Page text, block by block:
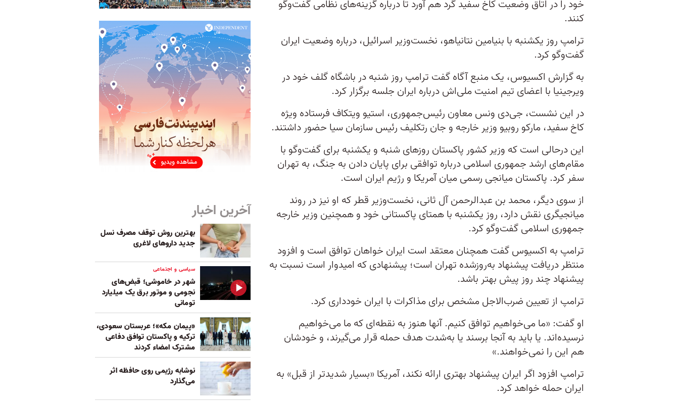
خود را در اتاق وضعیت کاخ سفید گرد هم آورد تا درباره گزینه‌های نظامی گفت‌وگو
کنند.
ترامپ روز یکشنبه با بنیامین نتانیاهو، نخست‌وزیر اسرائیل، درباره وضعیت ایران
گفت‌وگو کرد.
به گزارش اکسیوس، یک منبع آگاه گفت ترامپ روز شنبه در باشگاه گلف خود در
ویرجینیا با اعضای تیم امنیت ملی‌اش درباره ایران جلسه برگزار کرد.
در این نشست، جی‌دی ونس معاون رئیس‌جمهوری، استیو ویتکاف فرستاده ویژه
کاخ سفید، مارکو روبیو وزیر خارجه و جان رتکلیف رئیس سازمان سیا حضور داشتند.
این درحالی است که وزیر کشور پاکستان روزهای شنبه و یکشنبه برای گفت‌وگو با
مقام‌های ارشد جمهوری اسلامی درباره توافقی برای پایان دادن به جنگ، به تهران
سفر کرد. پاکستان میانجی رسمی میان آمریکا و رژیم ایران است.
از سوی دیگر، محمد بن عبدالرحمن آل ثانی، نخست‌وزیر قطر که او نیز در روند
میانجیگری نقش دارد، روز یکشنبه با همتای پاکستانی خود و همچنین وزیر خارجه
جمهوری اسلامی گفت‌وگو کرد.
ترامپ به اکسیوس گفت همچنان معتقد است ایران خواهان توافق است و افزود
منتظر دریافت پیشنهاد به‌روز‌شده تهران است؛ پیشنهادی که امیدوار است نسبت به
پیشنهاد چند روز پیش بهتر باشد.
ترامپ از تعیین ضرب‌الاجل مشخص برای مذاکرات با ایران خودداری کرد.
او گفت: «ما می‌خواهیم توافق کنیم. آنها هنوز به نقطه‌ای که ما می‌خواهیم
نرسیده‌اند. یا باید به آنجا برسند یا به‌شدت هدف حمله قرار می‌گیرند، و خودشان
هم این را نمی‌خواهند.»
ترامپ افزود اگر ایران پیشنهاد بهتری ارائه نکند، آمریکا «بسیار شدیدتر از قبل» به
ایران حمله خواهد کرد.
آخرین اخبار
بهترین روش توقف مصرف نسل
جدید داروهای لاغری
سیاسی و اجتماعی
شهر در خاموشی؛ قبض‌های
نجومی و موتور برق یک میلیارد
تومانی
«پیمان مکه»؛ عربستان سعودی،
ترکیه و پاکستان توافق دفاعی
مشترک امضاء کردند
نوشابه رژیمی روی حافظه اثر
می‌گذارد